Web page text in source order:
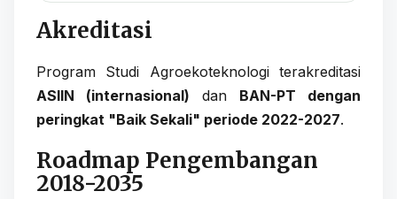
Akreditasi
Program Studi Agroekoteknologi terakreditasi
ASIIN (internasional) dan BAN-PT dengan
peringkat "Baik Sekali" periode 2022-2027.
Roadmap Pengembangan
2018-2035